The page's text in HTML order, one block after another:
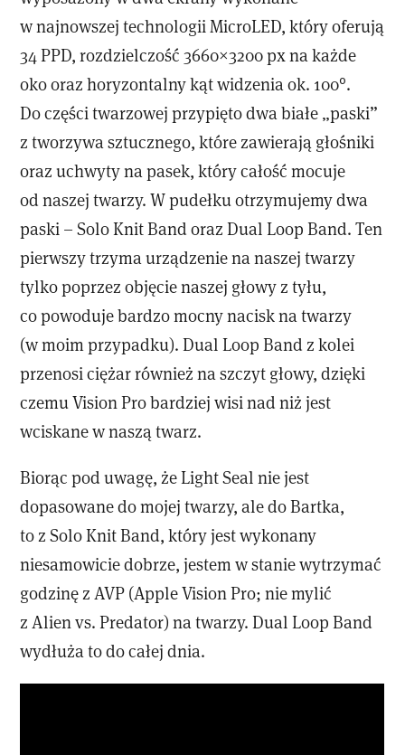
w najnowszej technologii MicroLED, który oferują
34 PPD, rozdzielczość 3660×3200 px na każde
oko oraz horyzontalny kąt widzenia ok. 100°.
Do części twarzowej przypięto dwa białe „paski”
z tworzywa sztucznego, które zawierają głośniki
oraz uchwyty na pasek, który całość mocuje
od naszej twarzy. W pudełku otrzymujemy dwa
paski – Solo Knit Band oraz Dual Loop Band. Ten
pierwszy trzyma urządzenie na naszej twarzy
tylko poprzez objęcie naszej głowy z tyłu,
co powoduje bardzo mocny nacisk na twarzy
(w moim przypadku). Dual Loop Band z kolei
przenosi ciężar również na szczyt głowy, dzięki
czemu Vision Pro bardziej wisi nad niż jest
wciskane w naszą twarz.
Biorąc pod uwagę, że Light Seal nie jest
dopasowane do mojej twarzy, ale do Bartka,
to z Solo Knit Band, który jest wykonany
niesamowicie dobrze, jestem w stanie wytrzymać
godzinę z AVP (Apple Vision Pro; nie mylić
z Alien vs. Predator) na twarzy. Dual Loop Band
wydłuża to do całej dnia.